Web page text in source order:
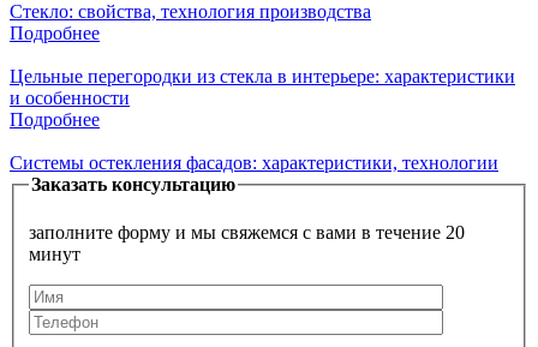
Стекло: свойства, технология производства
Подробнее
Цельные перегородки из стекла в интерьере: характеристики
и особенности
Подробнее
Системы остекления фасадов: характеристики, технологии
Заказать консультацию
заполните форму и мы свяжемся с вами в течение 20
минут